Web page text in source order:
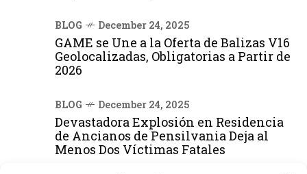
BLOG December 24, 2025
GAME se Une a la Oferta de Balizas V16
Geolocalizadas, Obligatorias a Partir de
2026
BLOG December 24, 2025
Devastadora Explosión en Residencia
de Ancianos de Pensilvania Deja al
Menos Dos Víctimas Fatales